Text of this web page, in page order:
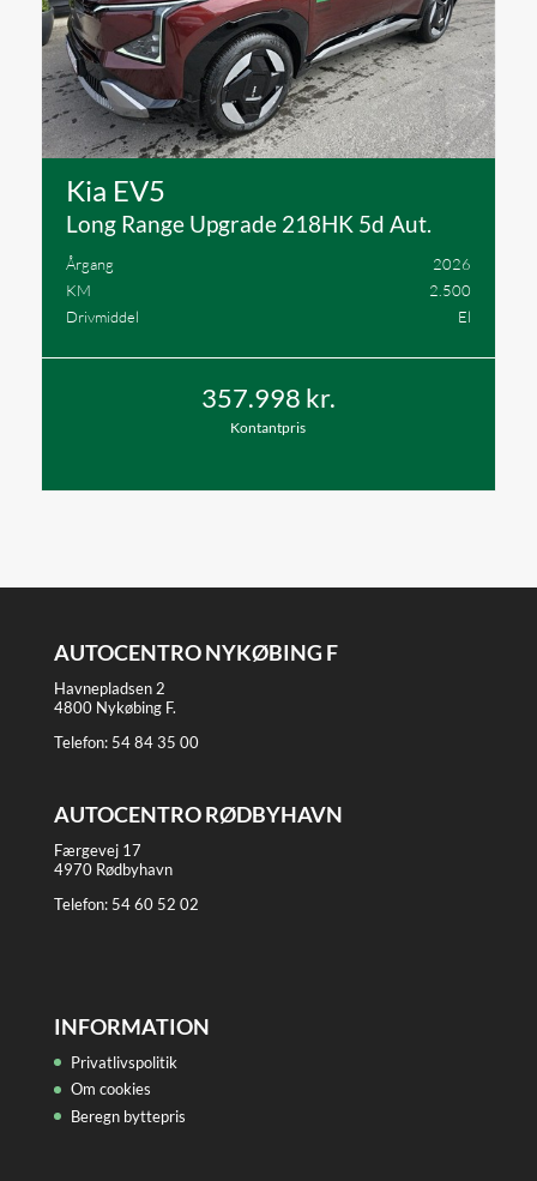
Kia EV5
Long Range Upgrade 218HK 5d Aut.
357.998 kr.
Kontantpris
2026
Årgang
2.500
KM
El
Drivmiddel
AUTOCENTRO NYKØBING F
Havnepladsen 2
4800 Nykøbing F.
Telefon: 54 84 35 00
AUTOCENTRO RØDBYHAVN
Færgevej 17
4970 Rødbyhavn
Telefon: 54 60 52 02
INFORMATION
Privatlivspolitik
Om cookies
Beregn byttepris